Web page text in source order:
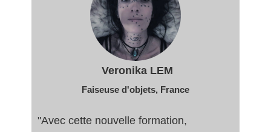
Veronika LEM
Faiseuse d'objets, France
"Avec cette nouvelle formation,